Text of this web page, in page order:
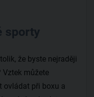
sporty
že byste nejraději
Vztek můžete
ovládat při boxu a